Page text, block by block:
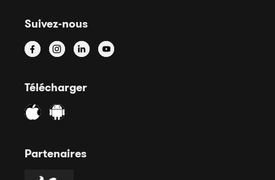
Suivez-nous
Télécharger
Partenaires